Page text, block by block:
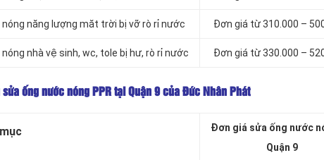
năng lượng măt trời bị vỡ rò rỉ nước Đơn giá từ 310.000 –
nhà vệ sinh, wc, tole bị hư, rò rỉ nước Đơn giá từ 330.000 –
ống nước nóng PPR tại Quận 9 của Đức Nhân Phát
Đơn giá sửa ống nước
Quận 9